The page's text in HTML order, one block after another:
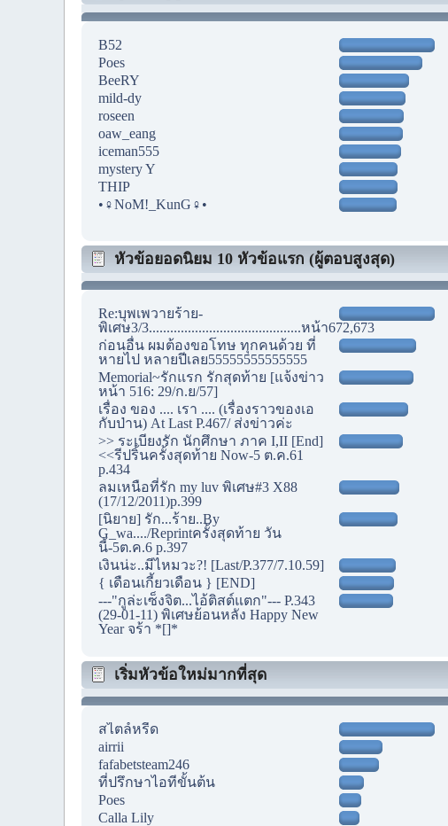
B52
Poes
BeeRY
mild-dy
roseen
oaw_eang
iceman555
mystery Y
THIP
•♀NoM!_KunG♀•
หัวข้อยอดนิยม 10 หัวข้อแรก (ผู้ตอบสูงสุด)
Re:บุพเพวายร้าย-
พิเศษ3/3...........................................หน้า672,673
ก่อนอื่น ผมต้องขอโทษ ทุกคนด้วย ที่
หายไป หลายปีเลย55555555555555
Memorial~รักแรก รักสุดท้าย [แจ้งข่าว
หน้า 516: 29/ก.ย/57]
เรื่อง ของ .... เรา .... (เรื่องราวของเอ
กับป่าน) At Last P.467/ ส่งข่าวค่ะ
>> ระเบียงรัก นักศึกษา ภาค I,II [End]
<<รีปริ้นครั้งสุดท้าย Now-5 ต.ค.61
p.434
ลมเหนือที่รัก my luv พิเศษ#3 X88
(17/12/2011)p.399
[นิยาย] รัก...ร้าย..By
G_wa..../Reprintครั้งสุดท้าย วัน
นี้-5ต.ค.6 p.397
เงินน่ะ..มีไหมวะ?! [Last/P.377/7.10.59]
{ เดือนเกี้ยวเดือน } [END]
---"กูล่ะเซ็งจิต...ไอ้ติสต์แตก"--- P.343
(29-01-11) พิเศษย้อนหลัง Happy New
Year จร้า *[]*
เริ่มหัวข้อใหม่มากที่สุด
สไตล์หรีด
airrii
fafabetsteam246
ที่ปรึกษาไอทีขั้นต้น
Poes
Calla Lily